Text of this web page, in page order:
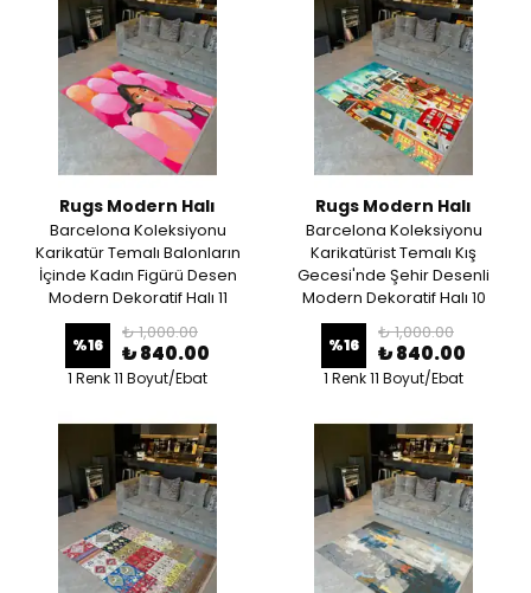
Rugs Modern Halı
Barcelona Koleksiyonu
Karikatür Temalı Balonların
İçinde Kadın Figürü Desen
Modern Dekoratif Halı 11
%16
₺ 1,000.00
₺ 840.00
1 Renk 11 Boyut/Ebat
Rugs Modern Halı
Barcelona Koleksiyonu
Karikatürist Temalı Kış
Gecesi'nde Şehir Desenli
Modern Dekoratif Halı 10
%16
₺ 1,000.00
₺ 840.00
1 Renk 11 Boyut/Ebat